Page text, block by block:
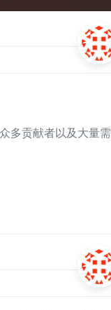
多贡献者以及大量需